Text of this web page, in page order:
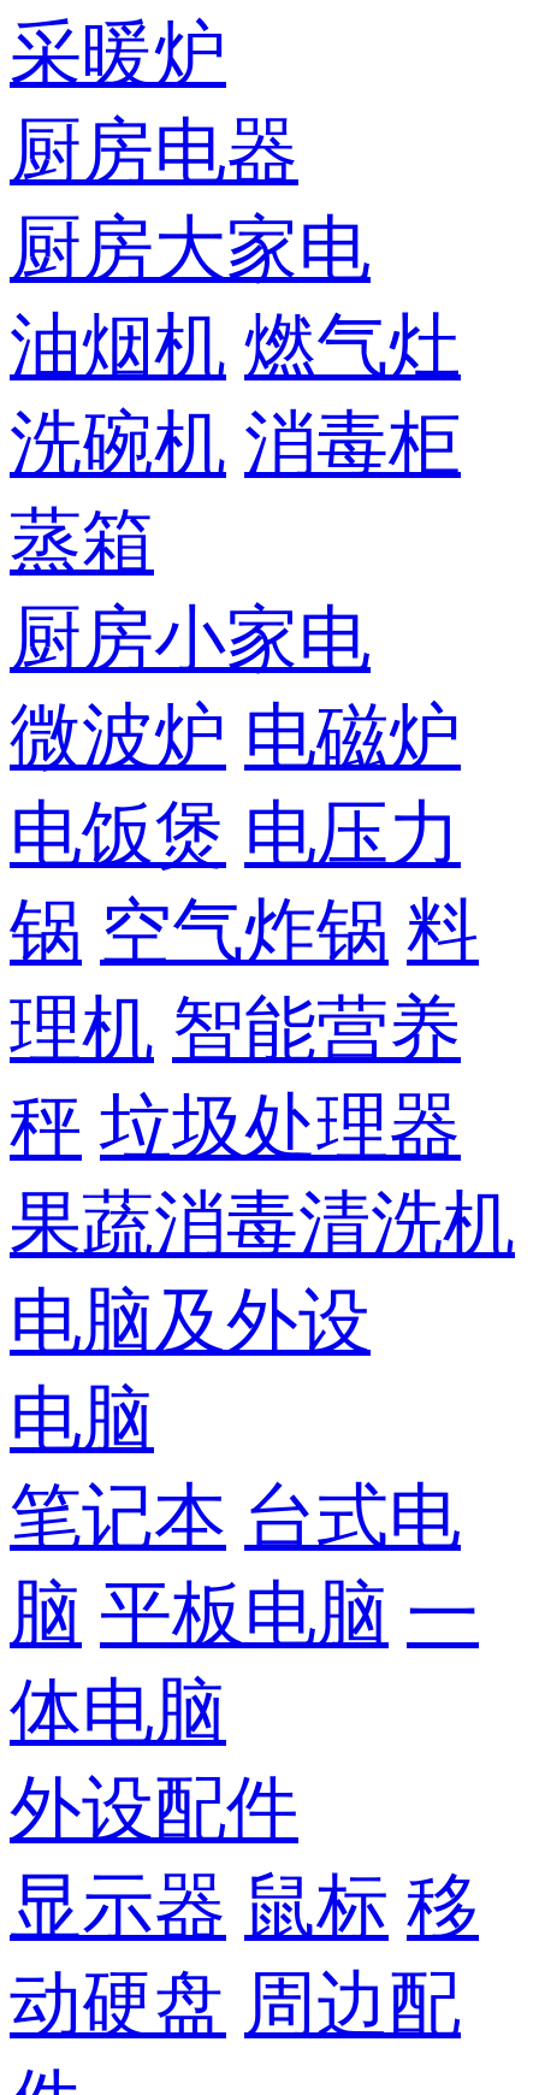
采暖炉
厨房电器
厨房大家电
油烟机 燃气灶
洗碗机 消毒柜
蒸箱
厨房小家电
微波炉 电磁炉
电饭煲 电压力
锅 空气炸锅 料
理机 智能营养
秤 垃圾处理器
果蔬消毒清洗机
电脑及外设
电脑
笔记本 台式电
脑 平板电脑 一
体电脑
外设配件
显示器 鼠标 移
动硬盘 周边配